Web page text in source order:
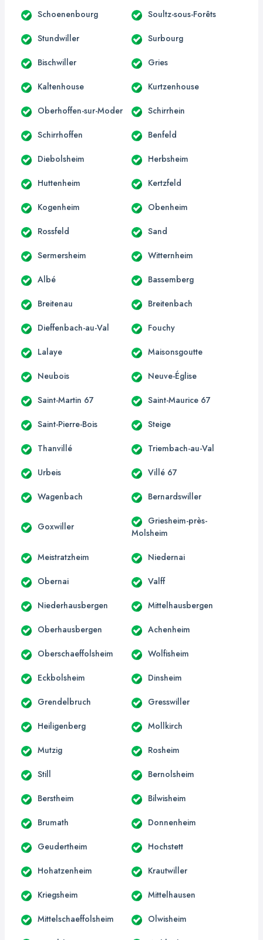
Schoenenbourg Soultz-sous-Forêts
Stundwiller Surbourg
Bischwiller Gries
Kaltenhouse Kurtzenhouse
Oberhoffen-sur-Moder Schirrhein
Schirrhoffen Benfeld
Diebolsheim Herbsheim
Huttenheim Kertzfeld
Kogenheim Obenheim
Rossfeld Sand
Sermersheim Witternheim
Albé Bassemberg
Breitenau Breitenbach
Dieffenbach-au-Val Fouchy
Lalaye Maisonsgoutte
Neubois Neuve-Église
Saint-Martin 67 Saint-Maurice 67
Saint-Pierre-Bois Steige
Thanvillé Triembach-au-Val
Urbeis Villé 67
Wagenbach Bernardswiller
Goxwiller
Griesheim-près-
Molsheim
Meistratzheim Niedernai
Obernai Valff
Niederhausbergen Mittelhausbergen
Oberhausbergen Achenheim
Oberschaeffolsheim Wolfisheim
Eckbolsheim Dinsheim
Grendelbruch Gresswiller
Heiligenberg Mollkirch
Mutzig Rosheim
Still Bernolsheim
Berstheim Bilwisheim
Brumath Donnenheim
Geudertheim Hochstett
Hohatzenheim Krautwiller
Kriegsheim Mittelhausen
Mittelschaeffolsheim Olwisheim